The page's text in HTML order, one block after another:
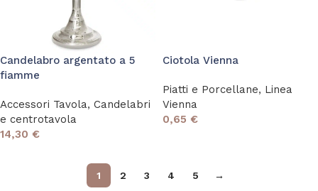
Candelabro argentato a 5
fiamme
Accessori Tavola, Candelabri
e centrotavola
14,30 €
Ciotola Vienna
Piatti e Porcellane, Linea
Vienna
0,65 €
1 2 3 4 5 →